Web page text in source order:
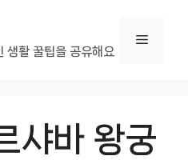
생활 꿀팁을 공유해요
메
샤바 왕궁